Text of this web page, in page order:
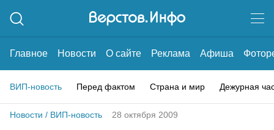
Главное Новости О сайте Реклама Афиша
ВИП-новость Перед фактом Страна и мир Дежурная
Новости / ВИП-новость 28 октября 2009